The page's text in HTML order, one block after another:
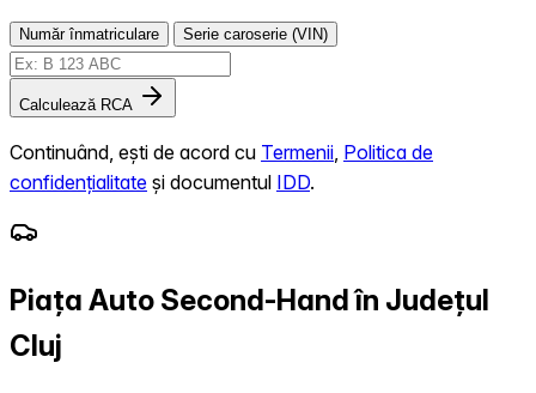
Număr înmatriculare Serie caroserie (VIN)
Calculează RCA
Continuând, ești de acord cu Termenii Politica de
confidențialitate și documentul IDD.
Piața Auto Second-Hand în Județul
Cluj